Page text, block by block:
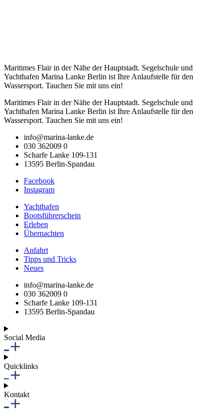
Maritimes Flair in der Nähe der Hauptstadt. Segelschule und
Yachthafen Marina Lanke Berlin ist Ihre Anlaufstelle für den
Wassersport. Tauchen Sie mit uns ein!
Maritimes Flair in der Nähe der Hauptstadt. Segelschule und
Yachthafen Marina Lanke Berlin ist Ihre Anlaufstelle für den
Wassersport. Tauchen Sie mit uns ein!
info@marina-lanke.de
030 362009 0
Scharfe Lanke 109-131
13595 Berlin-Spandau
Facebook
Instagram
Yachthafen
Bootsführerschein
Erleben
Übernachten
Anfahrt
Tipps und Tricks
Neues
info@marina-lanke.de
030 362009 0
Scharfe Lanke 109-131
13595 Berlin-Spandau
Social Media
Quicklinks
Kontakt